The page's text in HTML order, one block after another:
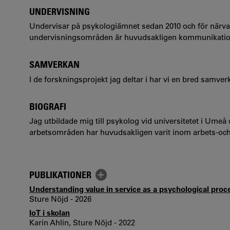
UNDERVISNING
Undervisar på psykologiämnet sedan 2010 och för
undervisningsområden är huvudsakligen
SAMVERKAN
I de forskningsprojekt jag deltar i har vi en bred
BIOGRAFI
Jag utbildade mig till psykolog vid universitetet i Umeå
arbetsområden har huvudsakligen varit inom arbets-
PUBLIKATIONER
Understanding value in service as a psychological
Sture Nöjd - 2026
IoT i skolan
Karin Ahlin, Sture Nöjd - 2022